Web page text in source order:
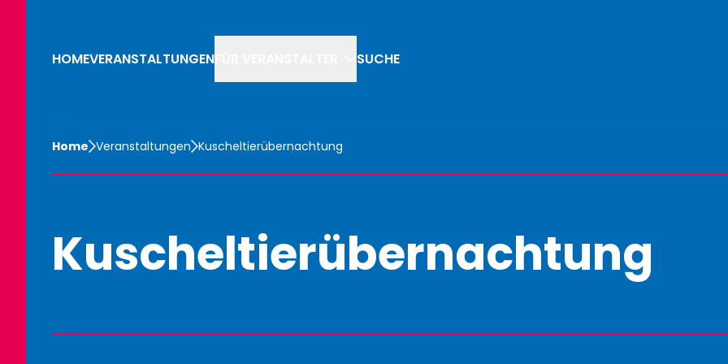
HOMEVERANSTALTUNGEN SUCHE
Home Veranstaltungen Kuscheltierübernachtung
Kuscheltierübernachtung